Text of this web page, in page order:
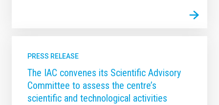
PRESS RELEASE
The IAC convenes its Scientific Advisory
Committee to assess the centre’s
scientific and technological activities